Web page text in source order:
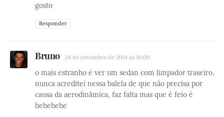
gosto
Responder
Bruno 24 de novembro de 2014 às 10:00
o mais estranho é ver um sedan com limpador traseiro.
nunca acreditei nessa balela de que não precisa por
causa da aerodinâmica, faz falta mas que é feio é
hehehehe